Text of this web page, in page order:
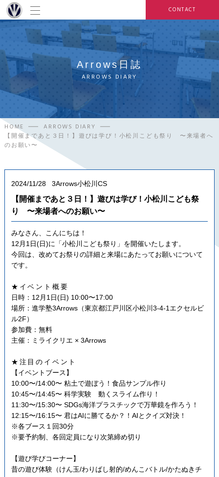
CONTACT
Arrows日誌
ARROWS DIARY
HOME
ARROWS DIARY
【開催まであと３日！】遊びは学び！小松川こども祭り 〜来場者へ
のお願い〜
2024/11/28 3Arrows小松川CS
【開催まであと３日！】遊びは学び！小松川こども祭
り 〜来場者へのお願い〜
みなさん、こんにちは！
12月1日(日)に「小松川こども祭り」を開催いたします。
今回は、改めてお祭りの詳細と来場にあたってお願いについて
です。
★イベント概要
日時：12月1日(日) 10:00〜17:00
場所：進学塾3Arrows（東京都江戸川区小松川3-4-1エクセルビ
ル2F）
参加費：無料
主催：ミライクリエ × 3Arrows
★注目のイベント
【イベントブース】
10:00〜/14:00〜 粘土で遊ぼう！食品サンプル作り
10:45〜/14:45〜 科学実験 動くスライム作り！
11:30〜/15:30〜 SDGs海洋プラスチックで万華鏡を作ろう！
12:15〜/16:15〜 君はAIに勝てるか？！AIとクイズ対決！
※各ブース１回30分
※要予約制、各回定員になり次第締め切り
【遊び学びコーナー】
昔の遊び体験（けん玉/わりばし射的/めんこバトル/かたぬきチ